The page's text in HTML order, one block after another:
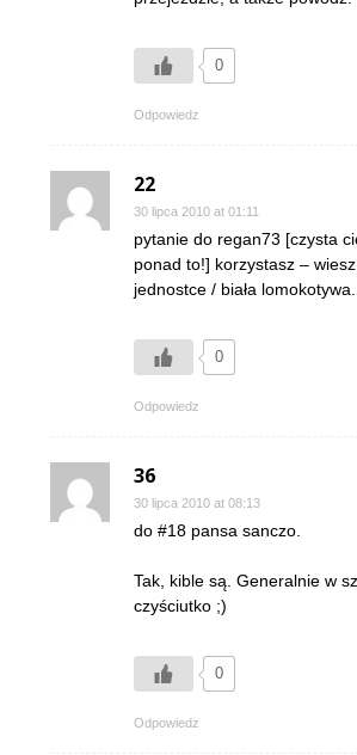
0
Odpowiedz
22
30 lipca 2010 at 01:11
pytanie do regan73 [czysta
ponad to!] korzystasz –
jednostce / biała
0
Odpowiedz
36
30 lipca 2010 at 08:13
do #18 pansa sanczo.
Tak, kible są. Generalnie w
czyściutko ;)
0
Odpowiedz